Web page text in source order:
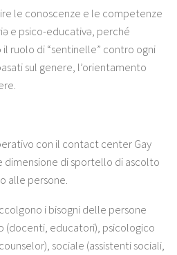
le conoscenze e le competenze
e psico-educativə, perché
ruolo di “sentinelle” contro ogni
sul genere, l’orientamento
con il contact center Gay
dimensione di sportello di ascolto
alle persone.
i bisogni delle persone
(docenti, educatori), psicologico
sociale (assistenti sociali,